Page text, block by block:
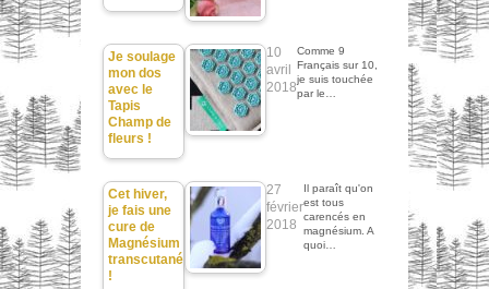
Je soulage
mon dos
avec le
Tapis
Champ de
fleurs !
10
avril
2018
Comme 9
Français sur 10,
je suis touchée
par le…
Cet hiver,
je fais une
cure de
Magnésium
transcutané
!
27
février
2018
Il paraît qu'on
est tous
carencés en
magnésium. A
quoi…